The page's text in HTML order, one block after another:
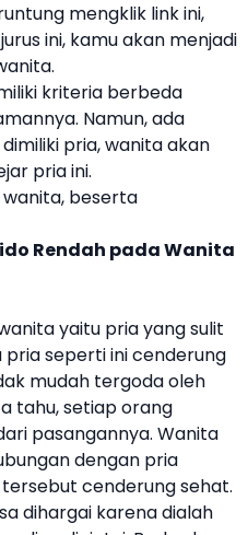
mengklik link ini,
ini, kamu akan menjadi
kriteria berbeda
Namun, ada
pria, wanita akan
pria ini.
beserta
Rendah pada Wanita
yaitu pria yang sulit
pria seperti ini cenderung
mudah tergoda oleh
tahu, setiap orang
pasangannya. Wanita
dengan pria
cenderung sehat.
dihargai karena dialah